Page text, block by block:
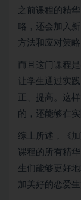
之前课程的精
略，还会加入
方法和应对策略
而且这门课程
让学生通过实
正、提高。这
的，还能够在
综上所述，《
课程的所有精
生们能够更好
加美好的恋爱生